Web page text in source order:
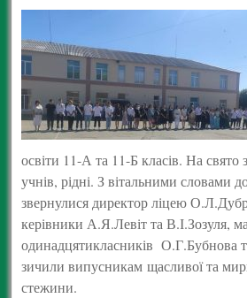
освіти 11-А та 11-Б класів. На свято
учнів, рідні. З вітальними словами
звернулися директор ліцею
керівники А.Я.Левіт та В.І.Зозуля,
одинадцятикласників О.Г.Бубнова
зичили випусникам щасливої та
стежини.